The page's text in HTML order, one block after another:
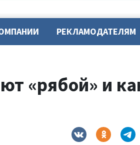
РЕКЛАМОДАТЕЛЯМ
«рябой» и